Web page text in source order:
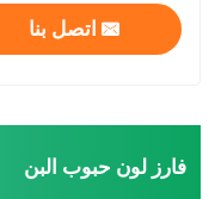
اتصل بنا
فارز لون حبوب البن